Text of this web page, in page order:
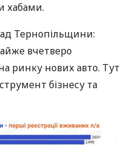
хабами.
Тернопільщини:
вчетверо
ринку нових авто. Тут
бізнесу та